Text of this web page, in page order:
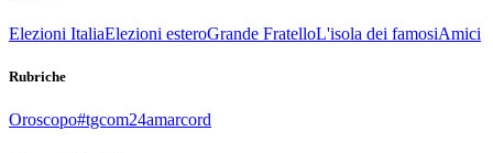
Elezioni ItaliaElezioni esteroGrande FratelloL'isola dei famosiAmici
Rubriche
Oroscopo#tgcom24amarcord